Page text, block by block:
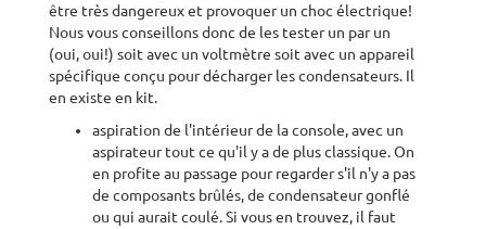
être très dangereux et provoquer un choc électrique!
Nous vous conseillons donc de les tester un par un
(oui, oui!) soit avec un voltmètre soit avec un appareil
spécifique conçu pour décharger les condensateurs. Il
en existe en kit.
aspiration de l'intérieur de la console, avec un
aspirateur tout ce qu'il y a de plus classique. On
en profite au passage pour regarder s'il n'y a pas
de composants brûlés, de condensateur gonflé
ou qui aurait coulé. Si vous en trouvez, il faut